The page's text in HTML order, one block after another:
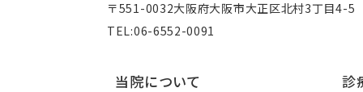
〒551-0032大阪府大阪市大正区北村3丁目4-5
TEL:06-6552-0091
当院について 診